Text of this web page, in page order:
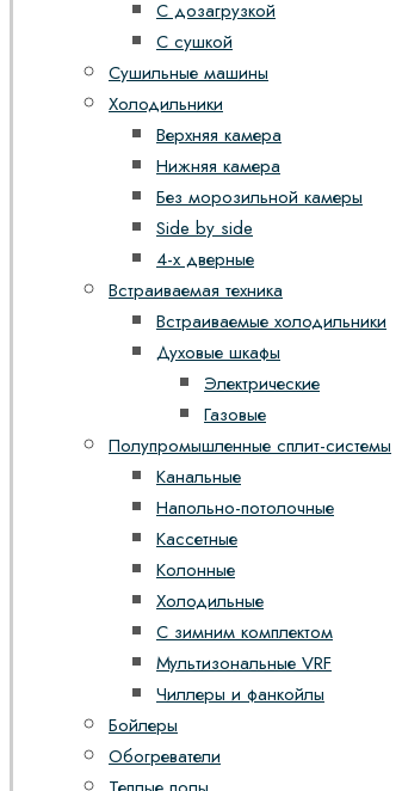
С дозагрузкой
С сушкой
Сушильные машины
Холодильники
Верхняя камера
Нижняя камера
Без морозильной камеры
Side by side
4-х дверные
Встраиваемая техника
Встраиваемые холодильники
Духовые шкафы
Электрические
Газовые
Полупромышленные сплит-системы
Канальные
Напольно-потолочные
Кассетные
Колонные
Холодильные
С зимним комплектом
Мультизональные VRF
Чиллеры и фанкойлы
Бойлеры
Обогреватели